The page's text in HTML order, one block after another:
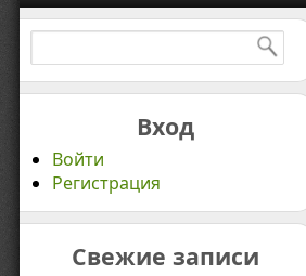
Вход
Войти
Регистрация
Свежие записи